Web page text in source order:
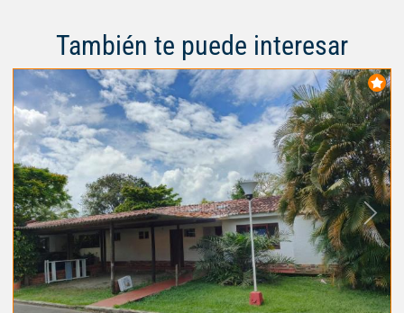
También te puede interesar